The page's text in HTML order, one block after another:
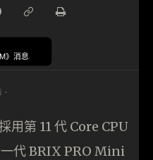
》消息
-
第 11 代 Core CPU
代 BRIX PRO Mini